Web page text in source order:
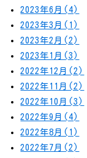
2023年6月(4)
2023年3月(1)
2023年2月(2)
2023年1月(3)
2022年12月(2)
2022年11月(2)
2022年10月(3)
2022年9月(4)
2022年8月(1)
2022年7月(2)